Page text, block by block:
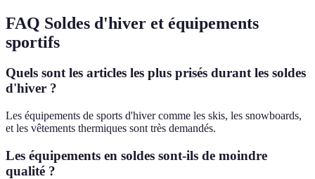
FAQ Soldes d'hiver et équipements
sportifs
Quels sont les articles les plus prisés durant les soldes
d'hiver ?
Les équipements de sports d'hiver comme les skis, les snowboards,
et les vêtements thermiques sont très demandés.
Les équipements en soldes sont-ils de moindre
qualité ?